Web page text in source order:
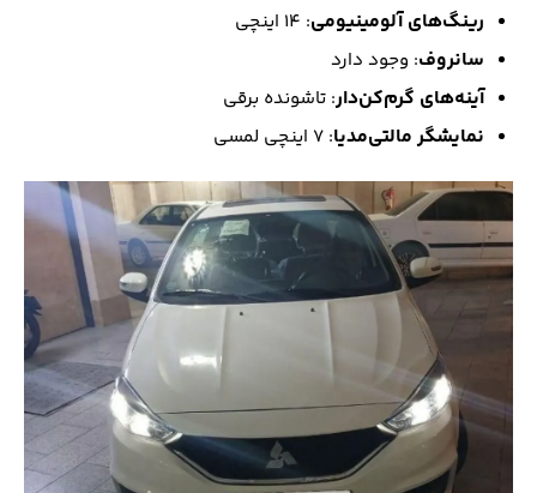
رینگ‌های آلومینیومی: ۱۴ اینچی
سانروف: وجود دارد
آینه‌های گرم‌کن‌دار: تاشونده برقی
نمایشگر مالتی‌مدیا: ۷ اینچی لمسی